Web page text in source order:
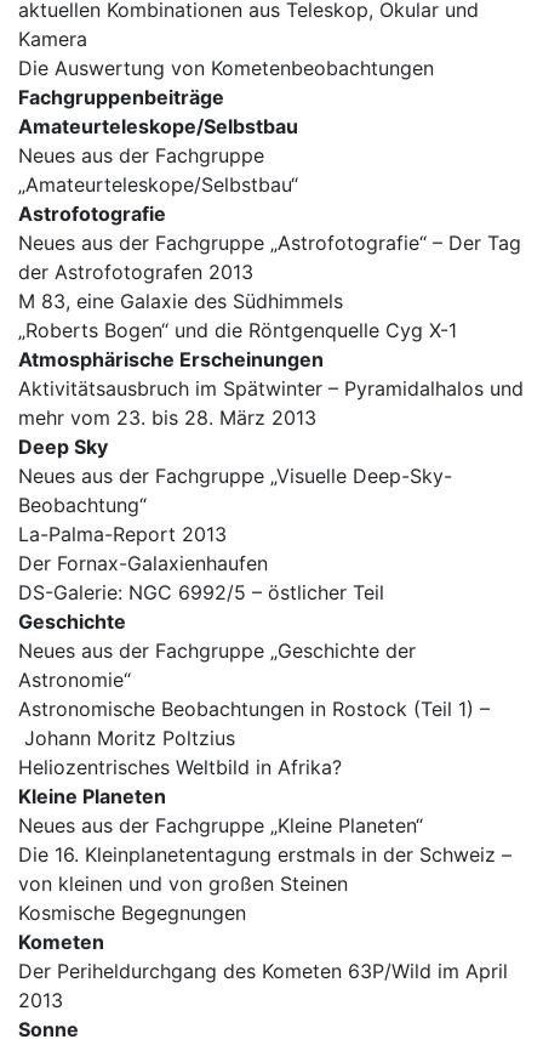
aktuellen Kombinationen aus Teleskop, Okular und
Kamera
Die Auswertung von Kometenbeobachtungen
Fachgruppenbeiträge
Amateurteleskope/Selbstbau
Neues aus der Fachgruppe
„Amateurteleskope/Selbstbau“
Astrofotografie
Neues aus der Fachgruppe „Astrofotografie“ – Der Tag
der Astrofotografen 2013
M 83, eine Galaxie des Südhimmels
„Roberts Bogen“ und die Röntgenquelle Cyg X-1
Atmosphärische Erscheinungen
Aktivitätsausbruch im Spätwinter – Pyramidalhalos und
mehr vom 23. bis 28. März 2013
Deep Sky
Neues aus der Fachgruppe „Visuelle Deep-Sky-
Beobachtung“
La-Palma-Report 2013
Der Fornax-Galaxienhaufen
DS-Galerie: NGC 6992/5 – östlicher Teil
Geschichte
Neues aus der Fachgruppe „Geschichte der
Astronomie“
Astronomische Beobachtungen in Rostock (Teil 1) –
Johann Moritz Poltzius
Heliozentrisches Weltbild in Afrika?
Kleine Planeten
Neues aus der Fachgruppe „Kleine Planeten“
Die 16. Kleinplanetentagung erstmals in der Schweiz –
von kleinen und von großen Steinen
Kosmische Begegnungen
Kometen
Der Periheldurchgang des Kometen 63P/Wild im April
2013
Sonne